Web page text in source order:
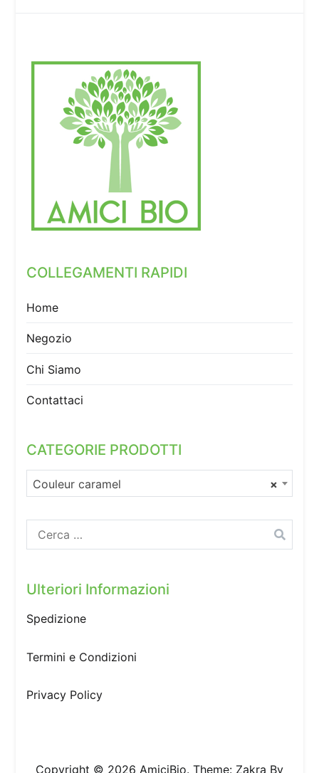
COLLEGAMENTI RAPIDI
Home
Negozio
Chi Siamo
Contattaci
CATEGORIE PRODOTTI
×
Couleur caramel
Ricerca
per:
Ulteriori Informazioni
Spedizione
Termini e Condizioni
Privacy Policy
Copyright © 2026 AmiciBio. Theme: Zakra By